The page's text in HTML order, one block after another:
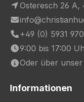
Osteresch 26 A,
+49 (0) 5931
9:00 bis 17:00
Oder über unser
Informationen